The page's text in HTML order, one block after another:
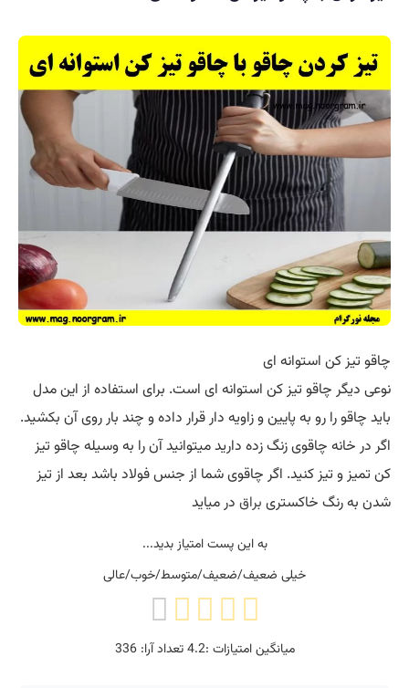
چاقو تیز کن استوانه ای
نوعی دیگر چاقو تیز کن استوانه ای است. برای استفاده از این مدل
باید چاقو را رو به پایین و زاویه دار قرار داده و چند بار روی آن بکشید.
اگر در خانه چاقوی زنگ زده دارید میتوانید آن را به وسیله چاقو تیز
کن تمیز و تیز کنید. اگر چاقوی شما از جنس فولاد باشد بعد از تیز
شدن به رنگ خاکستری براق در میاید
به این پست امتیاز بدید...
خیلی ضعیف/ضعیف/متوسط/خوب/عالی
میانگین امتیازات :4.2تعداد آرا:336